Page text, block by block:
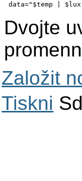
data="$temp |
Dvojte
Založit
Tiskni